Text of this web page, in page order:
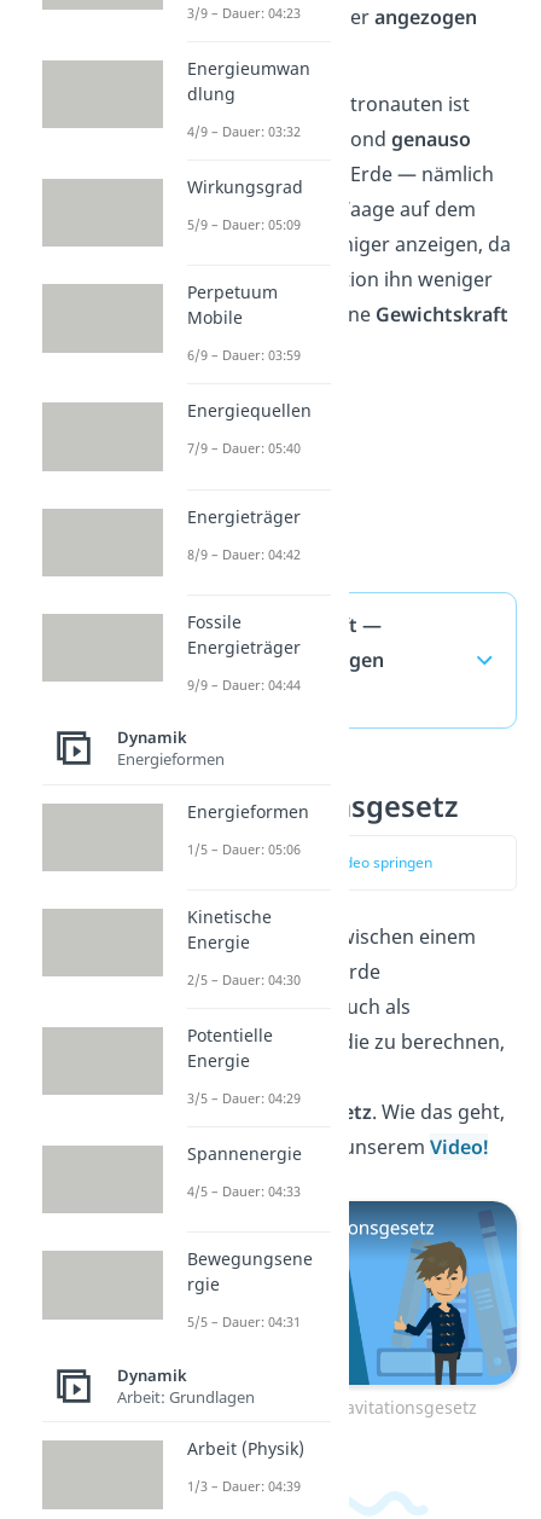
Himmelskörperangezogen
DieMasse
des Astronauten ist
daher auf dem Mond genauso
groß
wie auf der Erde — nämlich
80 kg. Aber die Waage auf dem
Mond würde weniger anzeigen, da
die Mondgravitation ihn weniger
stark anzieht. Seine Gewichtskraft
ist dortgeringer
Gewichtskraft —
häufigste Fragen
(ausklappen)
Gravitationsgesetz
zum Video springen
Die Anziehung zwischen einem
Körper und der Erde
bezeichnest du auch als
Gravitation. Um die zu berechnen,
brauchst du das
Gravitationsgesetz. Wie das geht,
zeigen wir dir in unserem Video!
Zum Video: Gravitationsgesetz
3/9 – Dauer: 04:23
Energieumwan
dlung
4/9 – Dauer: 03:32
Wirkungsgrad
5/9 – Dauer: 05:09
Perpetuum
Mobile
6/9 – Dauer: 03:59
Energiequellen
7/9 – Dauer: 05:40
Energieträger
8/9 – Dauer: 04:42
Fossile
Energieträger
9/9 – Dauer: 04:44
Dynamik
Energieformen
Energieformen
1/5 – Dauer: 05:06
Kinetische
Energie
2/5 – Dauer: 04:30
Potentielle
Energie
3/5 – Dauer: 04:29
Spannenergie
4/5 – Dauer: 04:33
Bewegungsene
rgie
5/5 – Dauer: 04:31
Dynamik
Arbeit: Grundlagen
Arbeit (Physik)
1/3 – Dauer: 04:39